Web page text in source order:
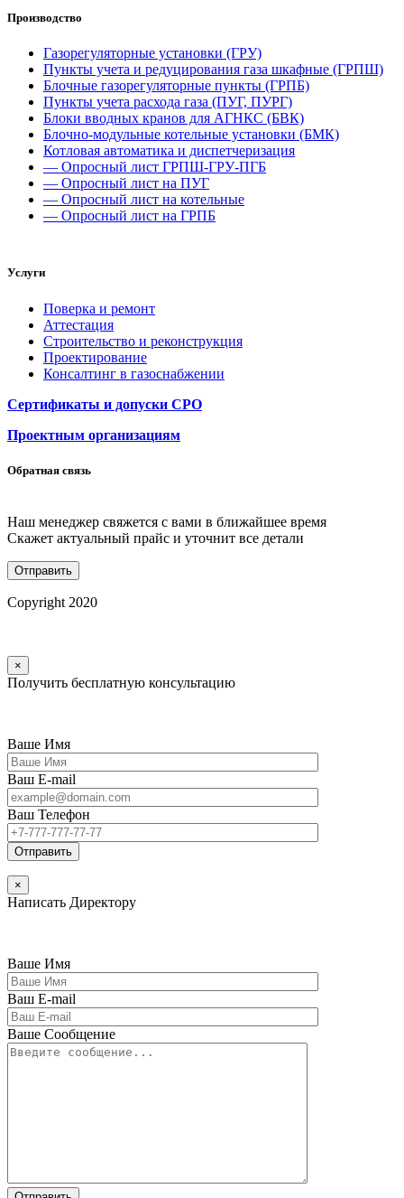
Производство
Газорегуляторные установки (ГРУ)
Пункты учета и редуцирования газа шкафные (ГРПШ)
Блочные газорегуляторные пункты (ГРПБ)
Пункты учета расхода газа (ПУГ, ПУРГ)
Блоки вводных кранов для АГНКС (БВК)
Блочно-модульные котельные установки (БМК)
Котловая автоматика и диспетчеризация
— Опросный лист ГРПШ-ГРУ-ПГБ
— Опросный лист на ПУГ
— Опросный лист на котельные
— Опросный лист на ГРПБ
Услуги
Поверка и ремонт
Аттестация
Строительство и реконструкция
Проектирование
Консалтинг в газоснабжении
Сертификаты и допуски СРО
Проектным организациям
Обратная связь
Наш менеджер свяжется с вами в ближайшее время
Скажет актуальный прайс и уточнит все детали
Copyright 2020
×
Получить бесплатную консультацию
Ваше Имя
Ваш E-mail
Ваш Телефон
×
Написать Директору
Ваше Имя
Ваш E-mail
Ваше Сообщение